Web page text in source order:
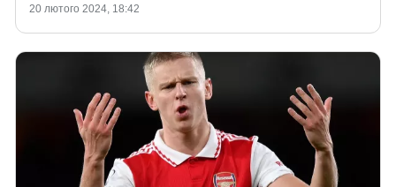
20 лютого 2024, 18:42